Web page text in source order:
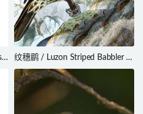
纹穗鹛 / Luzon Striped Babbler /
Zosterornis striatus